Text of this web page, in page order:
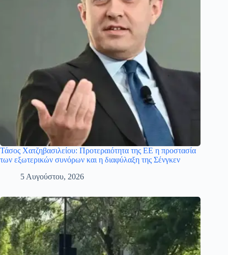
Τάσος Χατζηβασιλείου: Προτεραιότητα της ΕΕ η προστασία
των εξωτερικών συνόρων και η διαφύλαξη της Σένγκεν
5 Αυγούστου, 2026